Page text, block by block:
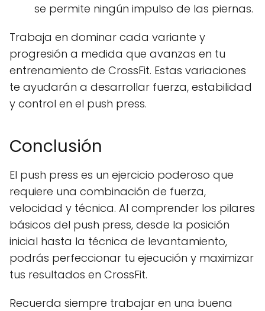
se permite ningún impulso de las piernas.
Trabaja en dominar cada variante y
progresión a medida que avanzas en tu
entrenamiento de CrossFit. Estas variaciones
te ayudarán a desarrollar fuerza, estabilidad
y control en el push press.
Conclusión
El push press es un ejercicio poderoso que
requiere una combinación de fuerza,
velocidad y técnica. Al comprender los pilares
básicos del push press, desde la posición
inicial hasta la técnica de levantamiento,
podrás perfeccionar tu ejecución y maximizar
tus resultados en CrossFit.
Recuerda siempre trabajar en una buena